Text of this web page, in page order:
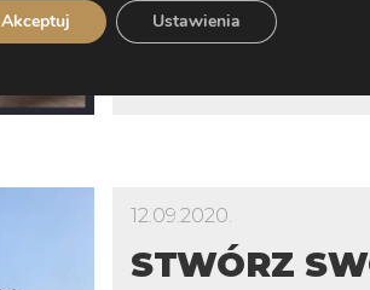
12.09.2020.
STWÓRZ
Akceptuj Ustawienia